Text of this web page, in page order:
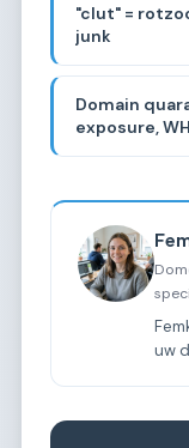
"clut" =
junk
Domain
exposure,
uw